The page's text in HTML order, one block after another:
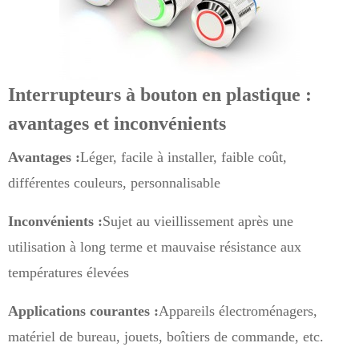
Interrupteurs à bouton en plastique :
avantages et inconvénients
Avantages :Léger, facile à installer, faible coût,
différentes couleurs, personnalisable
Inconvénients :Sujet au vieillissement après une
utilisation à long terme et mauvaise résistance aux
températures élevées
Applications courantes :Appareils électroménagers,
matériel de bureau, jouets, boîtiers de commande, etc.